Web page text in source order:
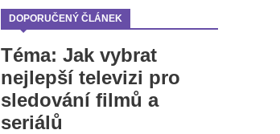
DOPORUČENÝ ČLÁNEK
Téma: Jak vybrat
nejlepší televizi pro
sledování filmů a
seriálů